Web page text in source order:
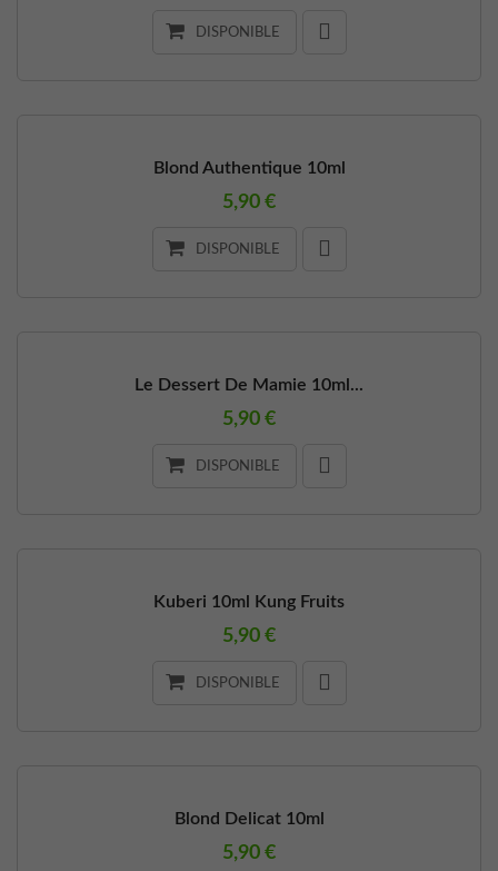
DISPONIBLE
Blond Authentique 10ml
5,90 €
DISPONIBLE
Le Dessert De Mamie 10ml...
5,90 €
DISPONIBLE
Kuberi 10ml Kung Fruits
5,90 €
DISPONIBLE
Blond Delicat 10ml
5,90 €